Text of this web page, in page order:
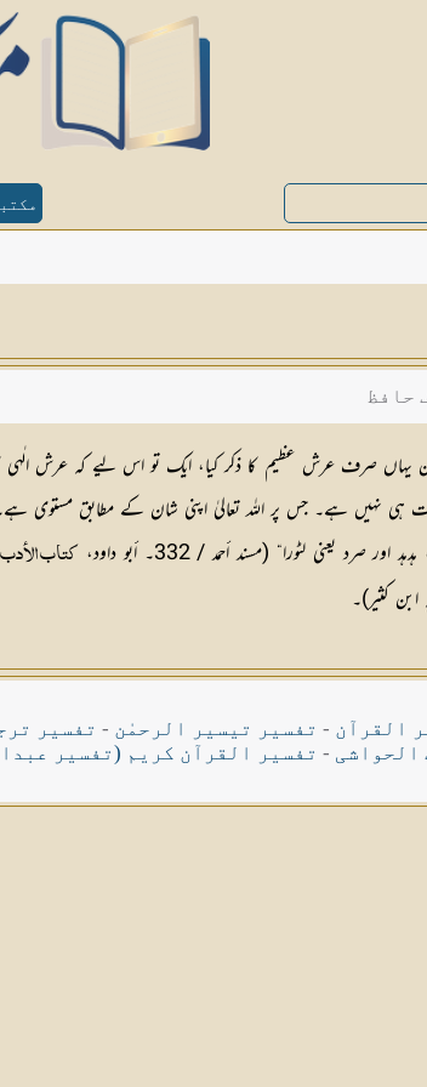
حافظ
لیکن یہاں صرف عرش عظیم کا ذکر کیا، ایک تو اس لیے کہ
نہیں ہے۔ جس پر اللہ تعالیٰ اپنی شان کے مطابق مستوی
یعنی لٹورا“ (مسند أحمد / 332۔ أبو داود،
كتاب
کثیر)۔
القرآن - تفسیر تیسیر الرحمٰن - تفسیر
الحواشی - تفسیر القرآن کریم (تفسیر